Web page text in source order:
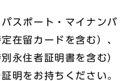
スポート・マイナンバ
在留カードを含む）、
永住者証明書を含む）
明をお持ちください。